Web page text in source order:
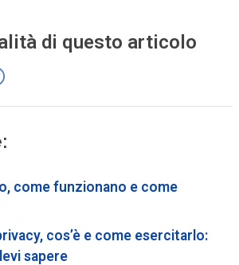
di questo articolo
come funzionano e come
cos’è e come esercitarlo:
sapere